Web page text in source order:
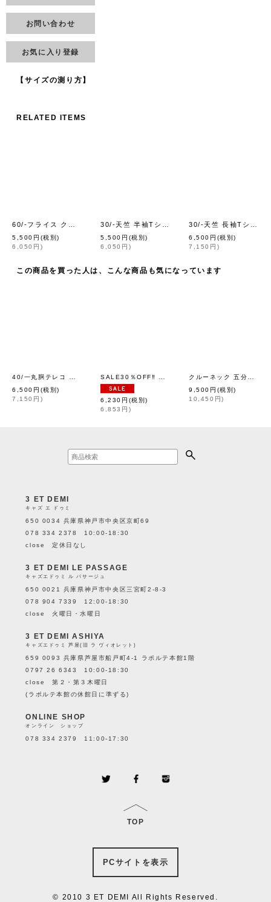
お問い合わせ
お気に入り登録
【サイズの測り方】
RELATED ITEMS
homspun]
5,500 円 (税別)
6,050 円 )
[homspun
5,500 円 (税別)
6,050 円 )
6,500 円 (税別)
7,150 円 )
この商品を買った人は、こんな商品も気になっています
[homspun
6,500 円 (税別)
7,150 円 ) 6,230 円 (税別)
6,853 円 )
9,500 円 (税別)
10,450 円)
3 ET DEMI
キャズ エ ドゥミ
650 0034 兵庫県神戸市中央区京町69
078 334 2378 10:00-18:30
close 定休日なし
3 ET DEMI LE PASSAGE
キャズエドゥミ ル パサージュ
650 0021 兵庫県神戸市中央区三宮町2-8-3
078 904 7339 12:00-18:30
close 火曜日・水曜日
3 ET DEMI ASHIYA
キャズエドゥミ 芦屋(旧 ラ ヴィオレット)
659 0093 兵庫県芦屋市船戸町4-1 ラポルテ本館1階
0797 26 6343 10:00-18:30
close 第２・第３木曜日
(ラポルテ本館の休館日に準ずる)
ONLINE SHOP
オンライン ショップ
078 334 2379 11:00-17:30
TOP
PCサイトを表示
© 2010 3 ET DEMI All Rights Reserved.